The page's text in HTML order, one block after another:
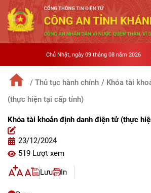
Chủ Nhật, ngày 09 tháng 08 năm 2026
/ Thủ tục hành chính / Khóa tài
(thực hiện tại cấp tỉnh)
Khóa tài khoản định danh điện tử (thực
23/12/2024
519 Lượt xem
Lưu In